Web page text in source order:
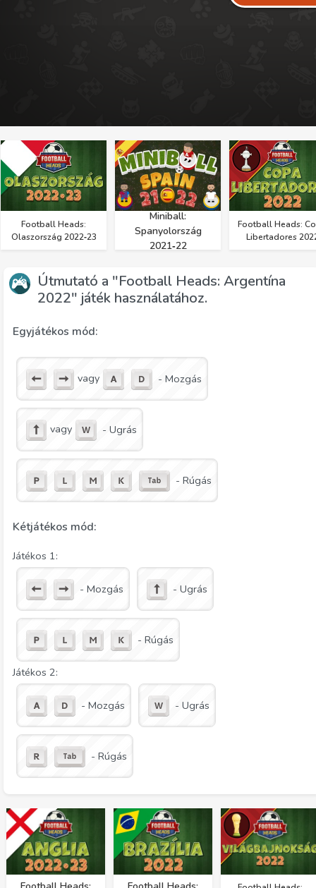
Football Heads:
Olaszország 2022‑23
Miniball:
Spanyolország
2021‑22
Football Heads:
Libertadores
Útmutató a "Football Heads: Argentína
2022" játék használatához.
Egyjátékos mód:
vagy - Mozgás
vagy - Ugrás
- Rúgás
Kétjátékos mód:
Játékos 1:
- Mozgás - Ugrás
- Rúgás
Játékos 2:
- Mozgás - Ugrás
- Rúgás